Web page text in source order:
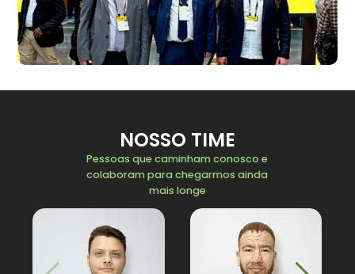
NOSSO TIME
Pessoas que caminham conosco e
colaboram para chegarmos ainda
mais longe